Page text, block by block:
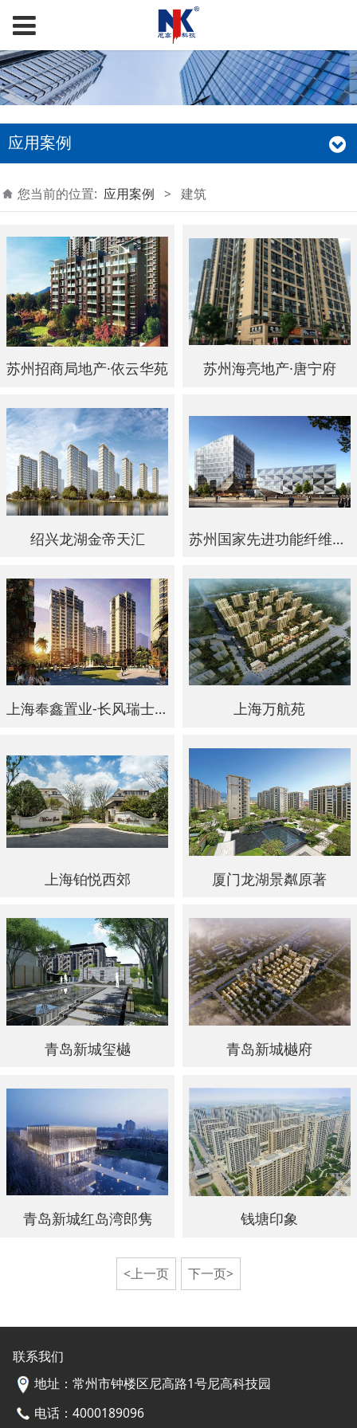
应用案例
您当前的位置: 应用案例 > 建筑
苏州招商局地产·依云华苑 苏州海亮地产·唐宁府
绍兴龙湖金帝天汇 苏州国家先进功能纤维创新中心
上海奉鑫置业-长风瑞士庭 上海万航苑
上海铂悦西郊 厦门龙湖景粼原著
青岛新城玺樾 青岛新城樾府
青岛新城红岛湾郎隽 钱塘印象
<上一页 下一页>
联系我们
地址：常州市钟楼区尼高路1号尼高科技园
电话：4000189096